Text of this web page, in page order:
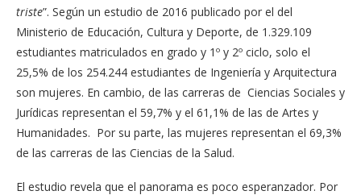
triste”. Según un estudio de 2016 publicado por el del
Ministerio de Educación, Cultura y Deporte, de 1.329.109
estudiantes matriculados en grado y 1º y 2º ciclo, solo el
25,5% de los 254.244 estudiantes de Ingeniería y Arquitectura
son mujeres. En cambio, de las carreras de Ciencias Sociales y
Jurídicas representan el 59,7% y el 61,1% de las de Artes y
Humanidades. Por su parte, las mujeres representan el 69,3%
de las carreras de las Ciencias de la Salud.
El estudio revela que el panorama es poco esperanzador. Por